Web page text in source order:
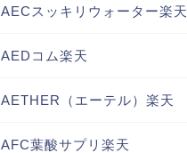
AECスッキリウォーター楽天
AEDコム楽天
AETHER（エーテル）楽天
AFC葉酸サプリ楽天